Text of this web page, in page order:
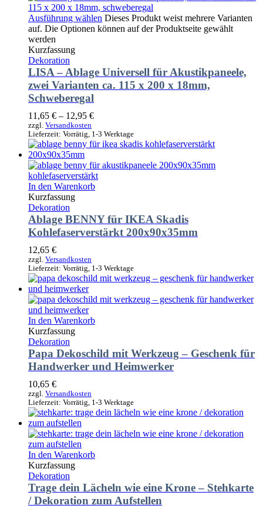
Ausführung wählen Dieses Produkt weist mehrere Varianten
auf. Die Optionen können auf der Produktseite gewählt
werden
Kurzfassung
Dekoration
LISA – Ablage Universell für Akustikpaneele,
zwei Varianten ca. 115 x 200 x 18mm,
Schweberegal
11,65 € – 12,95 €
zzgl. Versandkosten
Lieferzeit: Vorrätig, 1-3 Werktage
In den Warenkorb
Kurzfassung
Dekoration
Ablage BENNY für IKEA Skadis
Kohlefaserverstärkt 200x90x35mm
12,65 €
zzgl. Versandkosten
Lieferzeit: Vorrätig, 1-3 Werktage
In den Warenkorb
Kurzfassung
Dekoration
Papa Dekoschild mit Werkzeug – Geschenk für
Handwerker und Heimwerker
10,65 €
zzgl. Versandkosten
Lieferzeit: Vorrätig, 1-3 Werktage
In den Warenkorb
Kurzfassung
Dekoration
Trage dein Lächeln wie eine Krone – Stehkarte
/ Dekoration zum Aufstellen